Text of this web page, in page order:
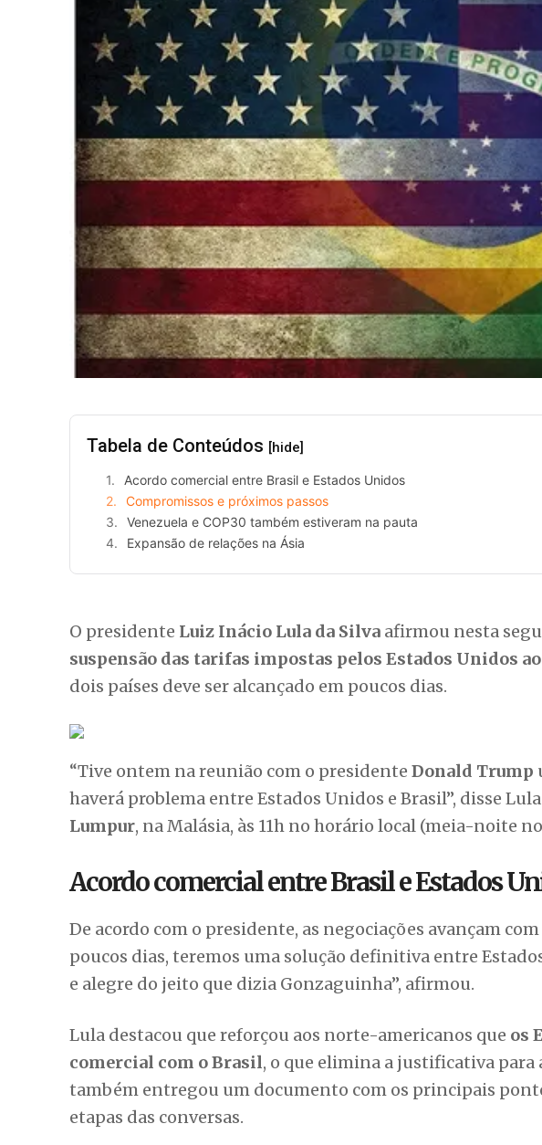
Tabela de Conteúdos [hide]
Acordo comercial entre Brasil e Estados Unidos
Compromissos e próximos passos
Venezuela e COP30 também estiveram na pauta
Expansão de relações na Ásia
O presidente Luiz Inácio Lula da Silva afirmou nesta
suspensão das tarifas impostas pelos Estados Unidos
dois países deve ser alcançado em poucos dias.
“Tive ontem na reunião com o presidente Donald Trump
haverá problema entre Estados Unidos e Brasil”, disse
Lumpur, na Malásia, às 11h no horário local (meia-noite
Acordo comercial entre Brasil e Estados
De acordo com o presidente, as negociações avançam
poucos dias, teremos uma solução definitiva entre
e alegre do jeito que dizia Gonzaguinha”, afirmou.
Lula destacou que reforçou aos norte-americanos que os
comercial com o Brasil, o que elimina a justificativa para
também entregou um documento com os principais
etapas das conversas.